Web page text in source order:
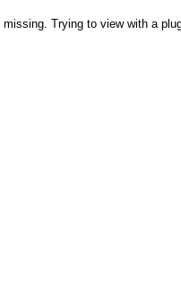
Trying to view with a